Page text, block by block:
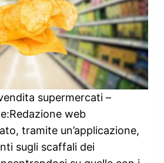
supermercati –
web
tramite un’applicazione,
sugli scaffali dei